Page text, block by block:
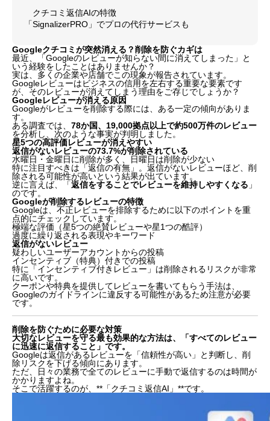
クチコミ返信AIの特徴
「SignalizerPRO」でプロの代行サービスも
Googleクチコミが突然消える？削除を防ぐカギは
最近、「Googleのレビューが知らない間に消えてしまった」と
いう経験をしたことはありませんか？
実は、多くの企業や店舗でこの現象が報告されています。
Googleレビューはビジネスの信用を左右する重要な要素です
が、そのレビューが消えてしまう理由をご存じでしょうか？
Googleレビューが消える原因
Googleがレビューを削除する際には、ある一定の傾向がありま
す。
ある調査では、 78か国、19,000拠点以上で約500万件のレビュー
を分析し、次のような事実が判明しました。
星5つの高評価レビューが消えやすい
返信がないレビューの73.7%が削除されている
水曜日・金曜日に削除が多く、日曜日は削除が少ない
特に注目すべきは「返信の有無」。返信がないレビューほど、削
除される可能性が高いという結果が出ています。
逆に言えば、「返信をすることでレビューを維持しやすくなる 」
のです。
Googleが削除するレビューの特徴
Googleは、不正レビューを排除するために以下のポイントを重
点的にチェックしています。
極端な評価（星5つの絶賛レビューや星1つの酷評）
過度に繰り返される表現やキーワード
返信がないレビュー
疑わしいユーザーアカウントからの投稿
インセンティブ（特典）付きでの投稿
特に「インセンティブ付きレビュー」は削除されるリスクが非常
に高いです。
クーポンや特典を提供してレビューを書いてもらう手法は、
Googleのガイドラインに違反する可能性があるため注意が必要
です。
削除を防ぐために必要な対策
大切なレビューを守る最も効果的な方法は、「すべてのレビュー
に迅速に返信すること」です。
Googleは返信があるレビューを「信頼性が高い」と判断し、削
除リスクを下げる傾向にあります。
ただ、日々の業務で全てのレビューに手動で返信するのは時間が
かかりますよね。
そこで活躍するのが、**「クチコミ返信AI」**です。